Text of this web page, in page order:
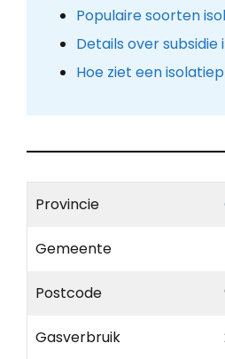
Populaire soorten
Details over
Hoe ziet een
Provincie
Gemeente
Postcode
Gasverbruik